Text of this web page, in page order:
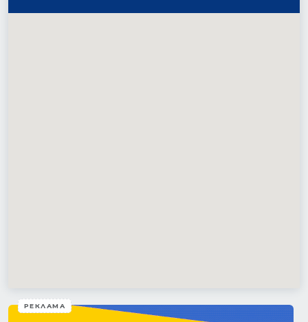
РЕКЛАМА